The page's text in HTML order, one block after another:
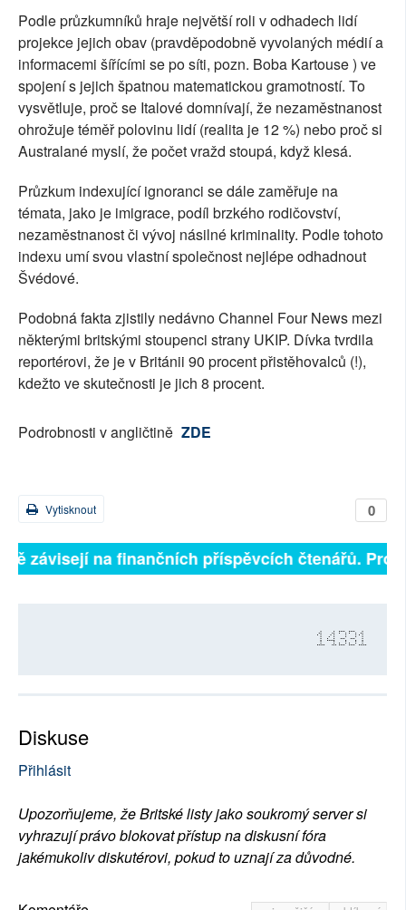
Podle průzkumníků hraje největší roli v odhadech lidí
projekce jejich obav (pravděpodobně vyvolaných médií a
informacemi šířícími se po síti, pozn. Boba Kartouse ) ve
spojení s jejich špatnou matematickou gramotností. To
vysvětluje, proč se Italové domnívají, že nezaměstnanost
ohrožuje téměř polovinu lidí (realita je 12 %) nebo proč si
Australané myslí, že počet vražd stoupá, když klesá.
Průzkum indexující ignoranci se dále zaměřuje na
témata, jako je imigrace, podíl brzkého rodičovství,
nezaměstnanost či vývoj násilné kriminality. Podle tohoto
indexu umí svou vlastní společnost nejlépe odhadnout
Švédové.
Podobná fakta zjistily nedávno Channel Four News mezi
některými britskými stoupenci strany UKIP. Dívka tvrdila
reportérovi, že je v Británii 90 procent přistěhovalců (!),
kdežto ve skutečnosti je jich 8 procent.
Podrobnosti v angličtině ZDE
0
Vytisknout
závisejí na finančních příspěvcích čtenářů.
14331
Diskuse
Přihlásit
Upozorňujeme, že Britské listy jako soukromý server si
vyhrazují právo blokovat přístup na diskusní fóra
jakémukoliv diskutérovi, pokud to uznají za důvodné.